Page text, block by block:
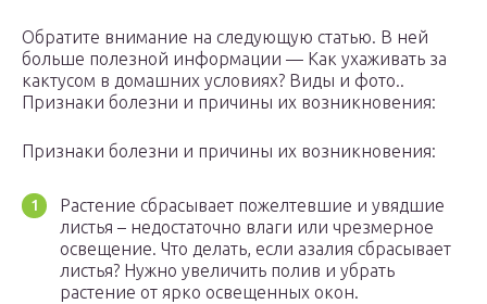
Обратите внимание на следующую статью. В ней
больше полезной информации — Как ухаживать за
кактусом в домашних условиях? Виды и фото..
Признаки болезни и причины их возникновения:
Признаки болезни и причины их возникновения:
Растение сбрасывает пожелтевшие и увядшие
листья – недостаточно влаги или чрезмерное
освещение. Что делать, если азалия сбрасывает
листья? Нужно увеличить полив и убрать
растение от ярко освещенных окон.